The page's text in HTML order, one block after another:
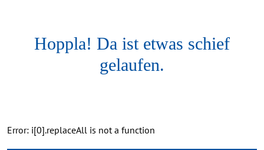
Hoppla! Da ist etwas schief
gelaufen.
Error: i[0].replaceAll is not a function